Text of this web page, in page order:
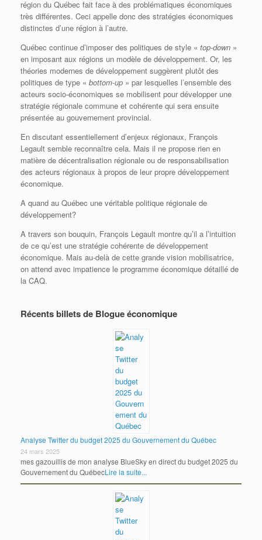
région du Québec fait face à des problématiques économiques
très différentes. Ceci appelle donc des stratégies économiques
distinctes d’une région à l’autre.
Québec continue d’imposer des politiques de style « top-down »
en imposant aux régions un modèle de développement. Or, les
théories modernes de développement suggèrent plutôt des
politiques de type « bottom-up » par lesquelles l’ensemble des
acteurs socio-économiques se mobilisent pour développer une
stratégie régionale commune et cohérente qui sera ensuite
présentée au gouvernement provincial.
En discutant essentiellement d’enjeux régionaux, François
Legault semble reconnaître cela. Mais il ne propose rien en
matière de décentralisation régionale ou de responsabilisation
des acteurs régionaux à propos de leur propre développement
économique.
A quand au Québec une véritable politique régionale de
développement?
A travers son bouquin, François Legault montre qu’il a l’intuition
de ce qu’est une stratégie cohérente de développement
économique. Mais au-delà de cette grande vision mobilisatrice,
on attend avec impatience le programme économique détaillé de
la CAQ.
Récents billets de Blogue économique
Analyse Twitter du budget 2025 du Gouvernement du Québec
24 mars 2025
mes gazouillis de mon analyse BlueSky en direct du budget 2025 du
Gouvernement du QuébecLire la suite...